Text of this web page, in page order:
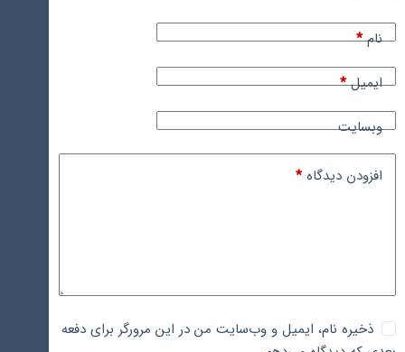
نام*
ایمیل*
وبسایت
افزودن دیدگاه*
ذخیره نام، ایمیل و وب‌سایت من در این مرورگر برای دفعه